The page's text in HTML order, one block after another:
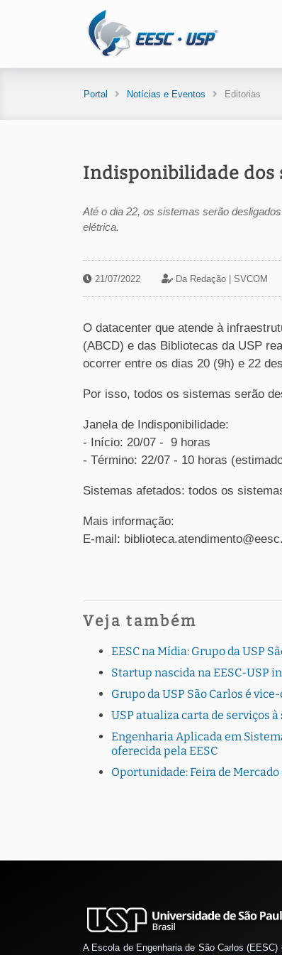
Portal Notícias e Eventos Editorias
Indisponibilidade dos
Até o dia 22, os sistemas serão
elétrica.
21/07/2022 Da Redação | SVCOM
O datacenter que atende à
(ABCD) e das Bibliotecas da USP
ocorrer entre os dias 20 (9h) e 22
Por isso, todos os sistemas serão
Janela de Indisponibilidade:
- Início: 20/07 - 9 horas
- Término: 22/07 - 10 horas
Sistemas afetados: todos os
Mais informação:
E-mail:
Veja também
EESC na Mídia: Grupo da USP
Startup nascida na EESC-USP
Grupo da USP São Carlos é
USP atualiza carta de serviços
Engenharia Aplicada em
oferecida pela EESC
Oportunidade: Feira de
A Escola de Engenharia de São Carlos